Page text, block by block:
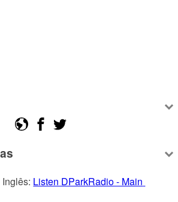
Listen DParkRadio - Main